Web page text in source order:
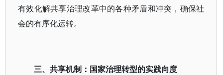
有效化解共享治理改革中的各种矛盾和冲突，确保社
会的有序化运转。
三、共享机制：国家治理转型的实践向度